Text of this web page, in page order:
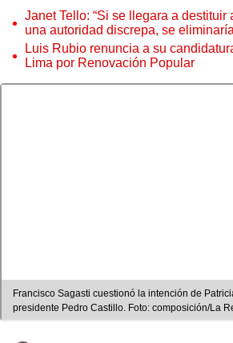
Janet Tello: “Si se llegara a destituir
una autoridad discrepa, se
judicial”
Luis Rubio renuncia a su
Lima por Renovación Popular
Francisco Sagasti cuestionó la intención de
presidente Pedro Castillo. Foto: composición/La